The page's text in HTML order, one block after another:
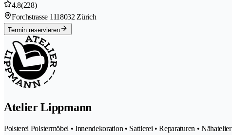
4.8(228)
Forchstrasse 1118032 Zürich
Termin reservieren
Atelier Lippmann
Polsterei Polstermöbel • Innendekoration • Sattlerei • Reparaturen • Nähatelier